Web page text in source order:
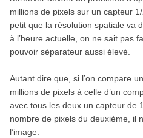
millions de pixels sur un capteur
petit que la résolution spatiale va
à l’heure actuelle, on ne sait pas
pouvoir séparateur aussi élevé.
Autant dire que, si l’on compare
millions de pixels à celle d’un
avec tous les deux un capteur de
nombre de pixels du deuxième, il
l’image.